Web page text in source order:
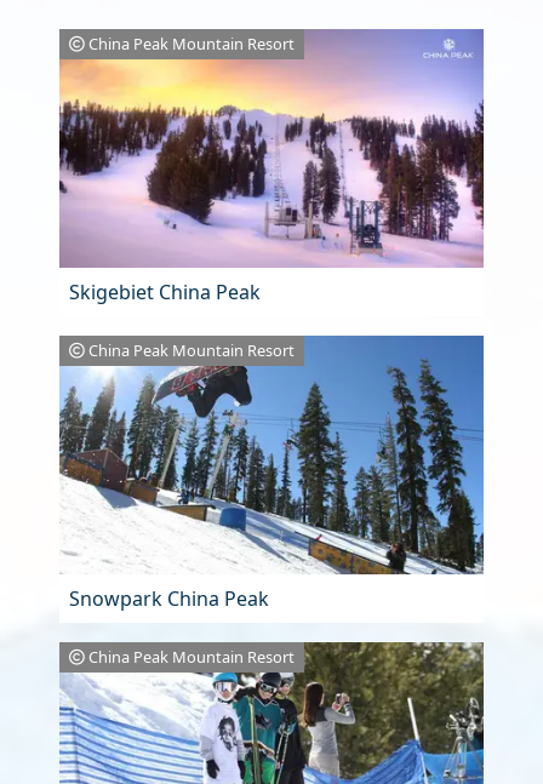
China Peak Mountain Resort
Skigebiet China Peak
China Peak Mountain Resort
Snowpark China Peak
China Peak Mountain Resort